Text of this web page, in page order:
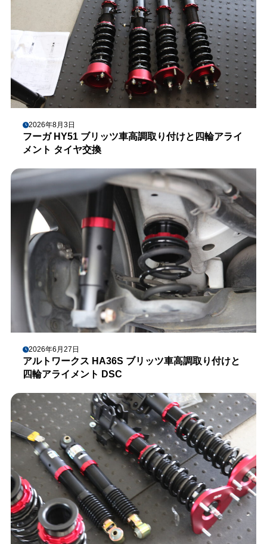
2026年8月3日
フーガ HY51 ブリッツ車高調取り付けと四輪アライ
メント タイヤ交換
2026年6月27日
アルトワークス HA36S ブリッツ車高調取り付けと
四輪アライメント DSC